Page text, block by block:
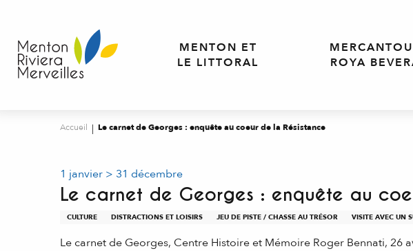
contenu
principal
MENTON ET
LE LITTORAL
ROYA
Accueil Le carnet de Georges : enquête au coeur de la Résistance
1 janvier > 31 décembre
Le carnet de Georges : enquête au
CULTURE DISTRACTIONS ET LOISIRS JEU DE PISTE / CHASSE AU TRÉSOR VISITE AVEC UN
Le carnet de Georges, Centre Histoire et Mémoire Roger Bennati, 26